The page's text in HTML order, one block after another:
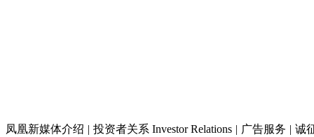
凤凰新媒体介绍 | 投资者关系 Investor Relations | 广告服务 | 诚